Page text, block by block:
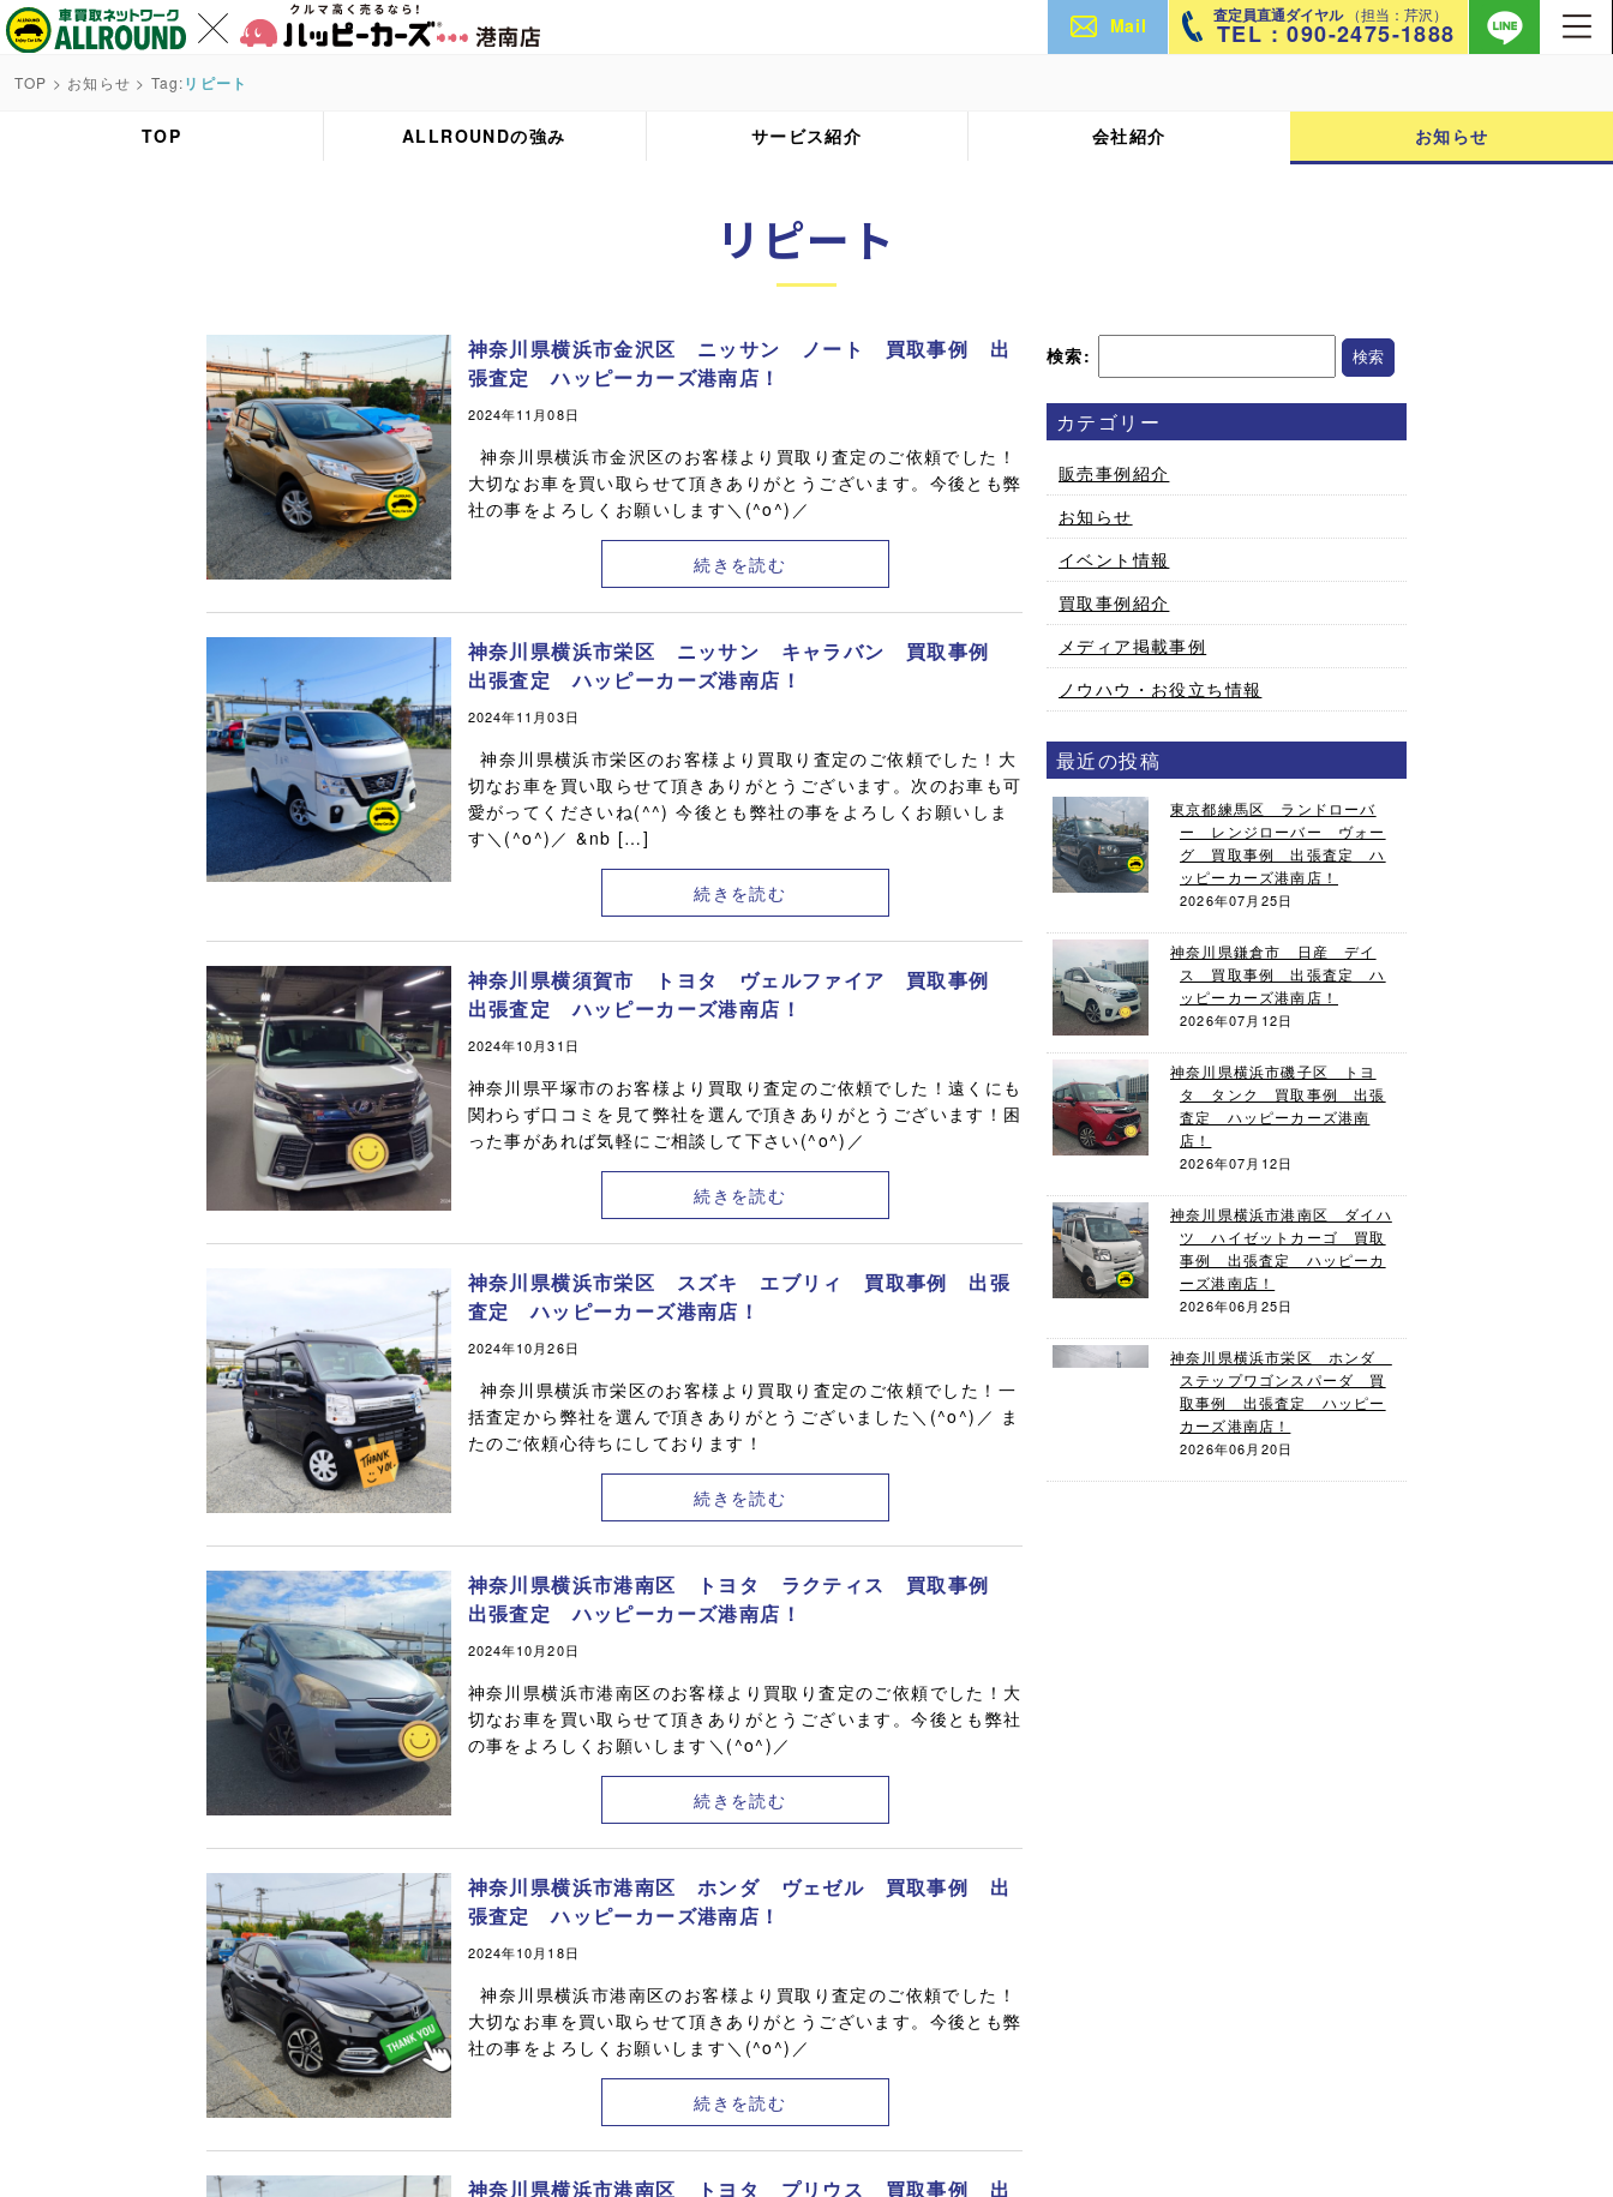
Mail 査定員直通ダイヤル（担当：芹沢）
TEL : 090-2475-1888
TOP > お知らせ > Tag:リピート
TOP ALLROUNDの強み サービス紹介 会社紹介 お知らせ
リピート
神奈川県横浜市金沢区 ニッサン ノート 買取事例 出
張査定 ハッピーカーズ港南店！
2024年11月08日
神奈川県横浜市金沢区のお客様より買取り査定のご依頼でした！
大切なお車を買い取らせて頂きありがとうございます。今後とも弊
社の事をよろしくお願いします＼(^o^)／
続きを読む
神奈川県横浜市栄区 ニッサン キャラバン 買取事例
出張査定 ハッピーカーズ港南店！
2024年11月03日
神奈川県横浜市栄区のお客様より買取り査定のご依頼でした！大
切なお車を買い取らせて頂きありがとうございます。次のお車も可
愛がってくださいね(^^) 今後とも弊社の事をよろしくお願いしま
す＼(^o^)／ &nb […]
続きを読む
神奈川県横須賀市 トヨタ ヴェルファイア 買取事例
出張査定 ハッピーカーズ港南店！
2024年10月31日
神奈川県平塚市のお客様より買取り査定のご依頼でした！遠くにも
関わらず口コミを見て弊社を選んで頂きありがとうございます！困
った事があれば気軽にご相談して下さい(^o^)／
続きを読む
神奈川県横浜市栄区 スズキ エブリィ 買取事例 出張
査定 ハッピーカーズ港南店！
2024年10月26日
神奈川県横浜市栄区のお客様より買取り査定のご依頼でした！一
括査定から弊社を選んで頂きありがとうございました＼(^o^)／ ま
たのご依頼心待ちにしております！
続きを読む
神奈川県横浜市港南区 トヨタ ラクティス 買取事例
出張査定 ハッピーカーズ港南店！
2024年10月20日
神奈川県横浜市港南区のお客様より買取り査定のご依頼でした！大
切なお車を買い取らせて頂きありがとうございます。今後とも弊社
の事をよろしくお願いします＼(^o^)／
続きを読む
神奈川県横浜市港南区 ホンダ ヴェゼル 買取事例 出
張査定 ハッピーカーズ港南店！
2024年10月18日
神奈川県横浜市港南区のお客様より買取り査定のご依頼でした！
大切なお車を買い取らせて頂きありがとうございます。今後とも弊
社の事をよろしくお願いします＼(^o^)／
続きを読む
神奈川県横浜市港南区 トヨタ プリウス 買取事例 出
検索:
カテゴリー
販売事例紹介
お知らせ
イベント情報
買取事例紹介
メディア掲載事例
ノウハウ・お役立ち情報
最近の投稿
東京都練馬区 ランドローバ
ー レンジローバー ヴォー
グ 買取事例 出張査定 ハ
ッピーカーズ港南店！
2026年07月25日
神奈川県鎌倉市 日産 デイ
ス 買取事例 出張査定 ハ
ッピーカーズ港南店！
2026年07月12日
神奈川県横浜市磯子区 トヨ
タ タンク 買取事例 出張
査定 ハッピーカーズ港南
店！
2026年07月12日
神奈川県横浜市港南区 ダイハ
ツ ハイゼットカーゴ 買取
事例 出張査定 ハッピーカ
ーズ港南店！
2026年06月25日
神奈川県横浜市栄区 ホンダ
ステップワゴンスパーダ 買
取事例 出張査定 ハッピー
カーズ港南店！
2026年06月20日